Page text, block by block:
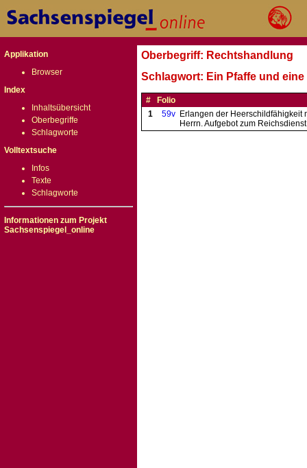
Applikation
Browser
Index
Inhaltsübersicht
Oberbegriffe
Schlagworte
Volltextsuche
Infos
Texte
Schlagworte
Informationen zum Projekt
Sachsenspiegel_online
Oberbegriff: Rechtshandlung
Schlagwort: Ein Pfaffe und
#
Folio
1
59v Erlangen der Heerschildfähigkeit
Herrn. Aufgebot zum